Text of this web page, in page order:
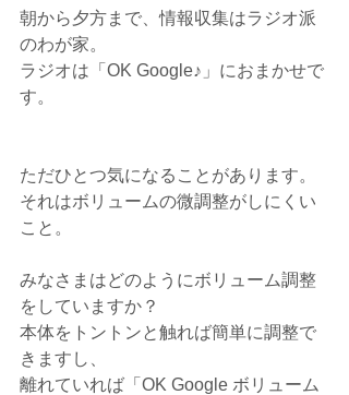
朝から夕方まで、情報収集はラジオ派
のわが家。
ラジオは「OK Google♪」におまかせで
す。
ただひとつ気になることがあります。
それはボリュームの微調整がしにくい
こと。
みなさまはどのようにボリューム調整
をしていますか？
本体をトントンと触れば簡単に調整で
きますし、
離れていれば「OK Google ボリューム